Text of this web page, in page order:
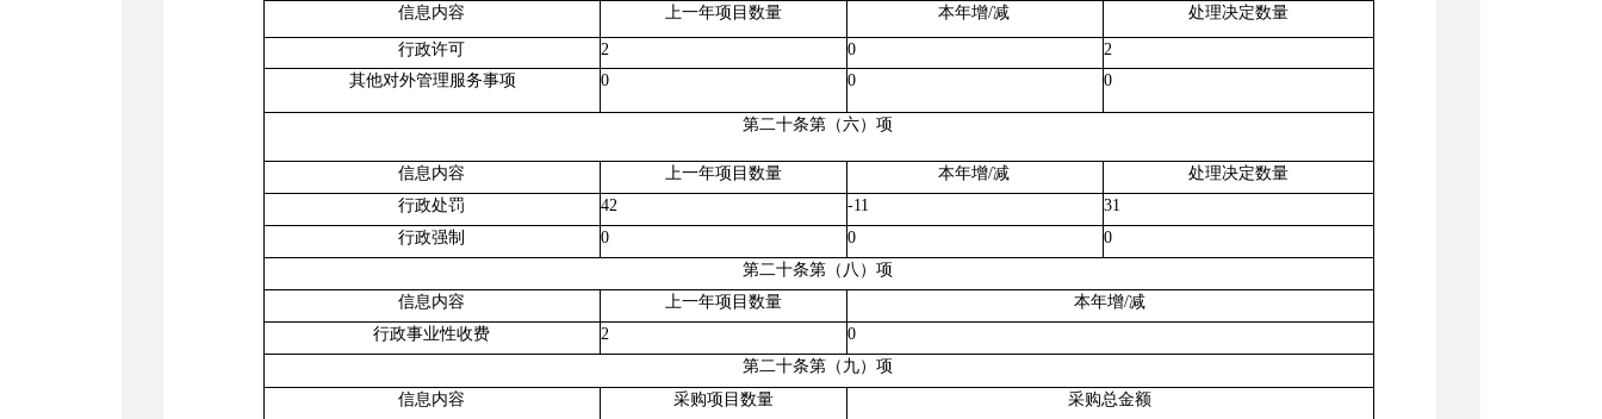
信息内容
上一年项目数量 本年增/减 处理决定数量
行政许可 2 0
2
其他对外管理服务事项
0 0 0
第二十条第（六）项
信息内容 上一年项目数量 本年增/减
处理决定数量
行政处罚
42 -11
31
行政强制
0 0
0
第二十条第（八）项
信息内容
上一年项目数量 本年增/减
行政事业性收费
2
0
第二十条第（九）项
信息内容
采购项目数量
采购总金额